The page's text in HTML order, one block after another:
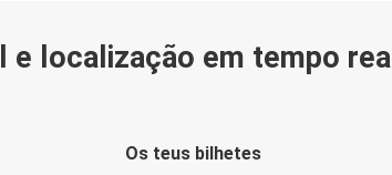
e localização em tempo real
Os teus bilhetes